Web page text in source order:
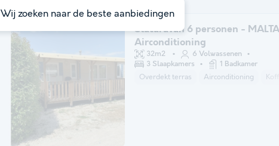
Stacaravan 6 personen -
Airconditioning
32m2
6 Volwassenen
3 Slaapkamers
1 Badkamer
Overdekt terras Airconditioning
Wij zoeken naar de beste aanbiedingen